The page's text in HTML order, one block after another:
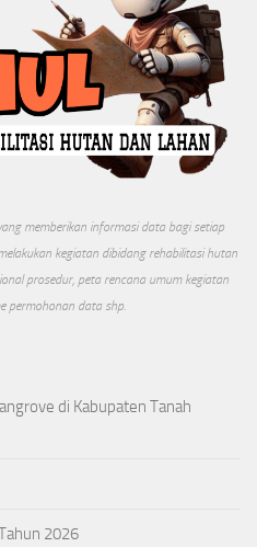
memberikan informasi data bagi setiap
kegiatan dibidang rehabilitasi hutan
prosedur, peta rencana umum kegiatan
permohonan data shp.
di Kabupaten Tanah
2026